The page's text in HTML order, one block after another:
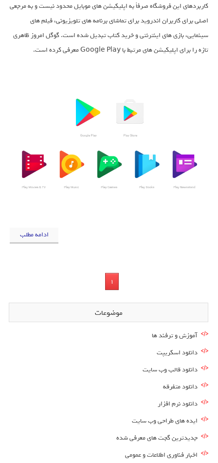
کاربردهای این فروشگاه صرفأ به اپلیکیشن های موبایل محدود نیست و به مرجعی
اصلی برای کاربران اندروید برای تماشای برنامه های تلویزیونی، فیلم های
سینمایی، بازی های اینترنتی و خرید کتاب تبدیل شده است. گوگل امروز ظاهری
تازه را برای اپلیکیشن های مرتبط با Google Play معرفی کرده است.
ادامه مطلب
1
موضوعات
آموزش و ترفند ها
دانلود اسکریپت
دانلود قالب وب سایت
دانلود متفرقه
دانلود نرم افزار
ایده های طراحی وب سایت
جدیدترین گجت های معرفی شده
اخبار فناوری اطلاعات و عمومی